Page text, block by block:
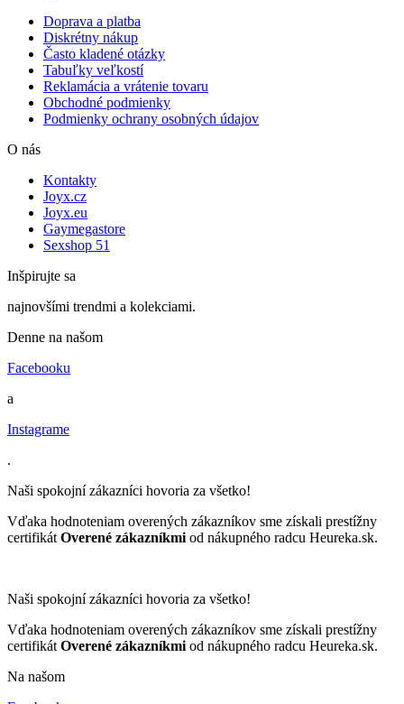
Doprava a platba
Diskrétny nákup
Často kladené otázky
Tabuľky veľkostí
Reklamácia a vrátenie tovaru
Obchodné podmienky
Podmienky ochrany osobných údajov
O nás
Kontakty
Joyx.cz
Joyx.eu
Gaymegastore
Sexshop 51
Inšpirujte sa
najnovšími trendmi a kolekciami.
Denne na našom
Facebooku
a
Instagrame
.
Naši spokojní zákazníci hovoria za všetko!
Vďaka hodnoteniam overených zákazníkov sme získali prestížny
certifikát Overené zákazníkmi od nákupného radcu Heureka.sk.
Naši spokojní zákazníci hovoria za všetko!
Vďaka hodnoteniam overených zákazníkov sme získali prestížny
certifikát Overené zákazníkmi od nákupného radcu Heureka.sk.
Na našom